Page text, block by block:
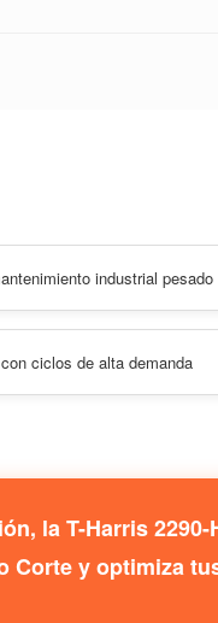
industrial pesado
ciclos de alta demanda
la T-Harris 2290-
Corte y optimiza